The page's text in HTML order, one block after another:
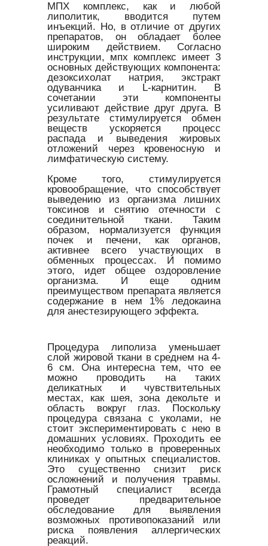
МПХ комплекс, как и любой
липолитик, вводится путем
инъекций. Но, в отличие от других
препаратов, он обладает более
широким действием. Согласно
инструкции, мпх комплекс имеет 3
основных действующих компонента:
дезоксихолат натрия, экстракт
одуванчика и L-карнитин. В
сочетании эти компоненты
усиливают действие друг друга. В
результате стимулируется обмен
веществ ускоряется процесс
распада и выведения жировых
отложений через кровеносную и
лимфатическую систему.
Кроме того, стимулируется
кровообращение, что способствует
выведению из организма лишних
токсинов и снятию отечности с
соединительной ткани. Таким
образом, нормализуется функция
почек и печени, как органов,
активнее всего участвующих в
обменных процессах. И помимо
этого, идет общее оздоровление
организма. И еще одним
преимуществом препарата является
содержание в нем 1% ледокаина
для анестезирующего эффекта.
Процедура липолиза уменьшает
слой жировой ткани в среднем на 4-
6 см. Она интересна тем, что ее
можно проводить на таких
деликатных и чувствительных
местах, как шея, зона декольте и
область вокруг глаз. Поскольку
процедура связана с уколами, не
стоит экспериментировать с нею в
домашних условиях. Проходить ее
необходимо только в проверенных
клиниках у опытных специалистов.
Это существенно снизит риск
осложнений и получения травмы.
Грамотный специалист всегда
проведет предварительное
обследование для выявления
возможных противопоказаний или
риска появления аллергических
реакций.